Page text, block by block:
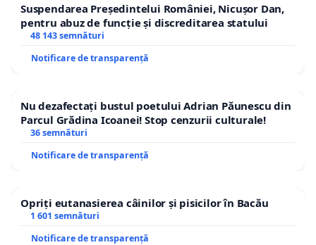
Suspendarea Președintelui României, Nicușor Dan,
pentru abuz de funcție și discreditarea statului
48 143 semnături
Notificare de transparență
Nu dezafectați bustul poetului Adrian Păunescu din
Parcul Grădina Icoanei! Stop cenzurii culturale!
36 semnături
Notificare de transparență
Opriți eutanasierea câinilor și pisicilor în Bacău
1 601 semnături
Notificare de transparență